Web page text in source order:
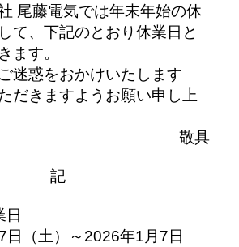
尾藤電気では年末年始の休
て、下記のとおり休業日と
ます。
迷惑をおかけいたします
だきますようお願い申し上
敬具
記
日
日（土）～2026年1月7日